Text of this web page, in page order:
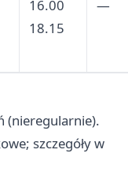
16.00
18.15
—
(nieregularnie).
szczegóły w